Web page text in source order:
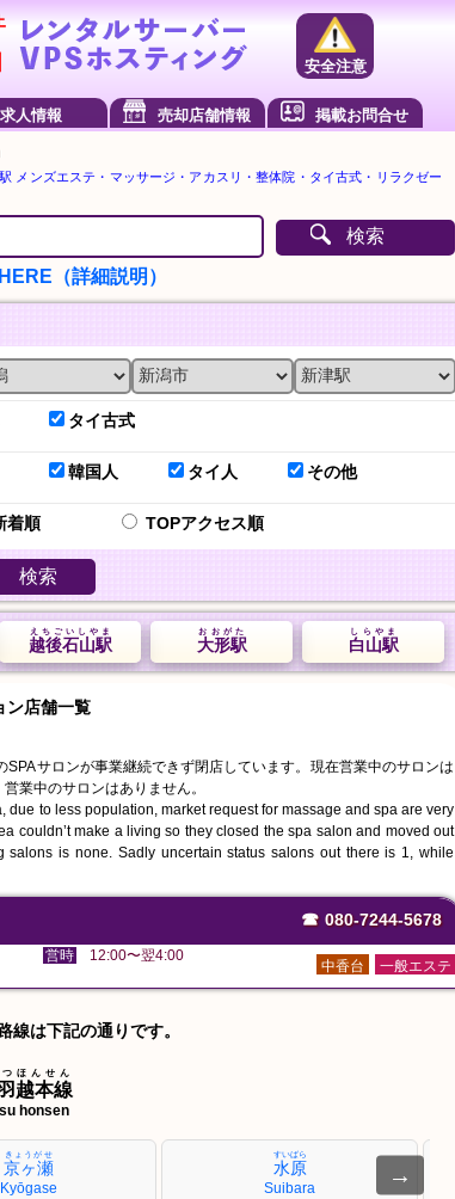
安全注意
求人情報 売却店舗情報 掲載お問合せ
メンズエステ・マッサージ・アカスリ・整体院・タイ古式・リラクゼー
検索
HERE（詳細説明）
タイ古式
韓国人 タイ人 その他
着順 TOPアクセス順
検索
白山駅
しらやま
大形駅
おおがた
越後石山駅
えちごいしやま
ン店舗一覧
サロンが事業継続できず閉店しています。現在営業中のサロンは
業中のサロンはありません。
to less population, market request for massage and spa are very
couldn’t make a living so they closed the spa salon and moved out
is none. Sadly uncertain status salons out there is 1, while
☎ 080-7244-5678
営時 12:00〜翌4:00
一般エステ
中香台
線は下記の通りです。
越本線
つほんせん
honsen
京ヶ瀬
きょうがせ
Kyōgase
水原
すいばら
Suibara
→